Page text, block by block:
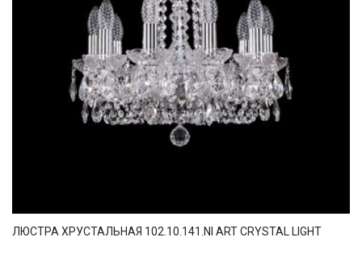
ЛЮСТРА ХРУСТАЛЬНАЯ 102.10.141.NI ART CRYSTAL LIGHT